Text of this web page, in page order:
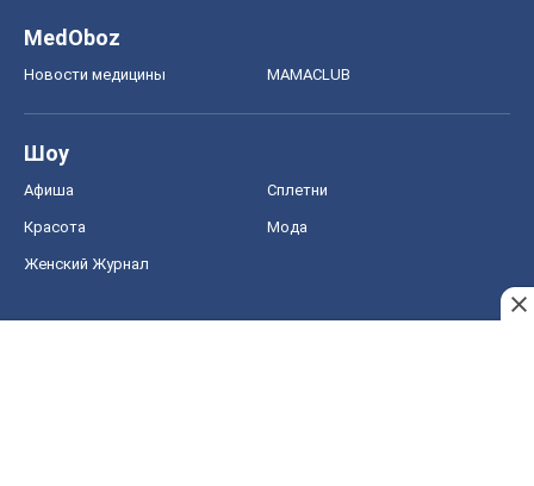
MedOboz
Новости медицины MAMACLUB
Шоу
Афиша Сплетни
Красота Мода
Женский Журнал